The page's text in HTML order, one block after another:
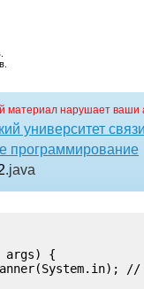
материал нарушает ваши
университет
программирование
.java
args) {